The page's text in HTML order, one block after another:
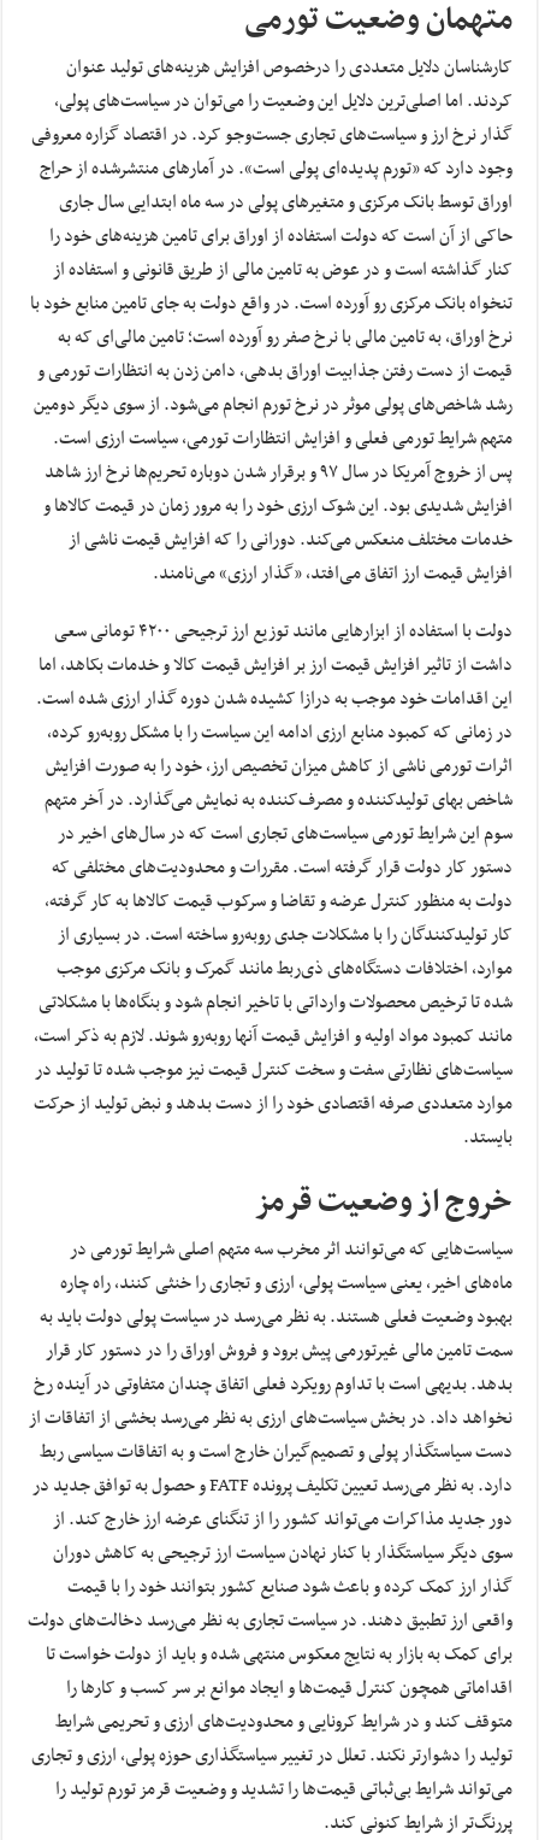
متهمان وضعیت تورمی
کارشناسان دلایل متعددی را درخصوص افزایش هزینه‌های تولید عنوان
کردند. اما اصلی‌ترین دلایل این وضعیت را می‌توان در سیاست‌های پولی،
گذار نرخ ارز و سیاست‌های تجاری جست‌وجو کرد. در اقتصاد گزاره معروفی
وجود دارد که «تورم پدیده‌ای پولی است». در آمارهای منتشرشده از حراج
اوراق توسط بانک مرکزی و متغیر‌های پولی در سه ماه ابتدایی سال جاری
حاکی از آن است که دولت استفاده از اوراق برای تامین هزینه‌های خود را
کنار گذاشته است و در عوض به تامین مالی از طریق قانونی و استفاده از
تنخواه بانک مرکزی رو آورده است. در واقع دولت به جای تامین منابع خود با
نرخ اوراق، به تامین مالی با نرخ صفر رو آورده است؛ ‌تامین مالی‌ای که به
قیمت از دست رفتن جذابیت اوراق بدهی، دامن زدن به انتظارات تورمی و
رشد شاخص‌های پولی موثر در نرخ تورم انجام می‌شود. از سوی دیگر دومین
متهم شرایط تورمی فعلی و افزایش انتظارات تورمی، سیاست ارزی است.
پس از خروج آمریکا در سال ۹۷ و برقرار شدن دوباره تحریم‌ها نرخ ارز شاهد
افزایش شدیدی بود. این شوک ارزی خود را به مرور زمان در قیمت کالاها و
خدمات مختلف منعکس می‌کند. دورانی را که افزایش قیمت ناشی از
افزایش قیمت ارز اتفاق می‌افتد، «گذار ارزی» می‌نامند.
دولت با استفاده از ابزارهایی مانند توزیع ارز ترجیحی ۴۲۰۰ تومانی سعی
داشت از تاثیر افزایش قیمت ارز بر افزایش قیمت کالا و خدمات بکاهد، ‌اما
این اقدامات خود موجب به درازا کشیده شدن دوره گذار ارزی شده است.
در زمانی که کمبود منابع ارزی ادامه این سیاست را با مشکل روبه‌رو کرده،
اثرات تورمی ناشی از کاهش میزان تخصیص ارز، خود را به صورت افزایش
شاخص بهای تولید‌کننده و مصرف‌کننده به نمایش می‌گذارد. در آخر متهم
سوم این شرایط تورمی سیاست‌های تجاری است که در سال‌های اخیر در
دستور کار دولت قرار گرفته است. مقررات و محدودیت‌های مختلفی که
دولت به منظور کنترل عرضه و تقاضا و سرکوب قیمت کالاها به کار گرفته،
کار تولید‌کنندگان را با مشکلات جدی روبه‌رو ساخته است. در بسیاری از
موارد، ‌اختلافات دستگاه‌های ذی‌ربط مانند گمرک و بانک مرکزی موجب
شده تا ترخیص محصولات وارداتی با تاخیر انجام شود و بنگاه‌ها با مشکلاتی
مانند کمبود مواد اولیه و افزایش قیمت آنها روبه‌رو شوند. لازم به ذکر است،
سیاست‌های نظارتی سفت و سخت کنترل قیمت نیز موجب شده تا تولید در
موارد متعددی صرفه اقتصادی خود را از دست بدهد و نبض تولید از حرکت
بایستد.
خروج از وضعیت قرمز
سیاست‌هایی که می‌توانند اثر مخرب سه متهم اصلی شرایط تورمی در
ماه‌های اخیر، ‌یعنی سیاست پولی، ارزی و تجاری ‌را خنثی کنند، راه چاره
بهبود وضعیت فعلی هستند. به نظر می‌رسد در سیاست پولی دولت باید به
سمت تامین مالی غیرتورمی پیش برود و فروش اوراق را در دستور کار قرار
بدهد. بدیهی است با تداوم رویکرد فعلی اتفاق چندان متفاوتی در آینده رخ
نخواهد داد. در بخش سیاست‌های ارزی به نظر می‌رسد بخشی از اتفاقات از
دست سیاستگذار پولی و تصمیم‌گیران خارج است و به اتفاقات سیاسی ربط
دارد. به نظر می‌رسد تعیین تکلیف پرونده FATF و حصول به توافق جدید در
دور جدید مذاکرات می‌تواند کشور را از تنگنای عرضه ارز خارج کند. از
سوی دیگر سیاستگذار با کنار نهادن سیاست ارز ترجیحی به کاهش دوران
گذار ارز کمک کرده و باعث شود صنایع کشور بتوانند خود را با قیمت
واقعی ارز تطبیق دهند. در سیاست تجاری به نظر می‌رسد دخالت‌های دولت
برای کمک به بازار به نتایج معکوس منتهی شده و باید از دولت خواست تا
اقداماتی همچون کنترل قیمت‌ها و ایجاد موانع بر سر کسب و کارها را
متوقف کند و در شرایط کرونایی و محدودیت‌های ارزی و تحریمی شرایط
تولید را دشوار‌تر نکند. تعلل در تغییر سیاستگذاری حوزه پولی، ارزی و تجاری
می‌تواند شرایط بی‌ثباتی قیمت‌ها را تشدید و وضعیت قرمز تورم تولید را
پررنگ‌تر از شرایط کنونی کند.